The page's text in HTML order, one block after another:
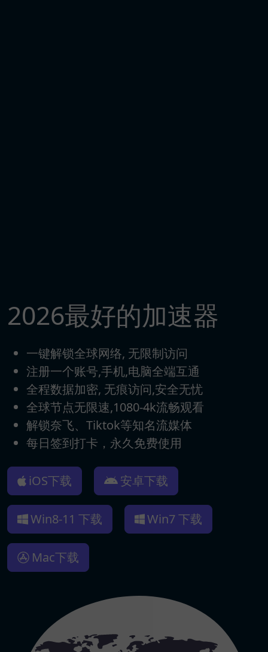
2026最好的加速器
一键解锁全球网络, 无限制访问
注册一个账号,手机,电脑全端互通
全程数据加密, 无痕访问,安全无忧
全球节点无限速,1080-4k流畅观看
解锁奈飞、Tiktok等知名流媒体
每日签到打卡，永久免费使用
iOS下载 安卓下载
Win8-11 下载 Win7 下载
Mac下载